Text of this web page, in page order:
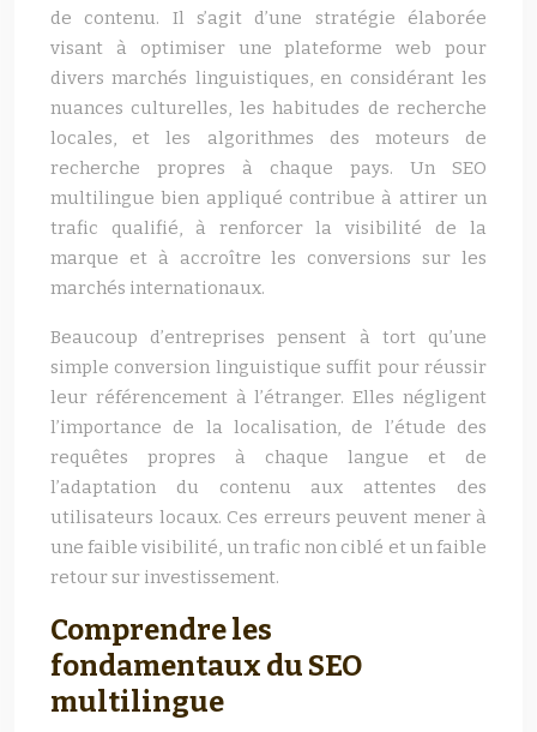
de contenu. Il s’agit d’une stratégie élaborée
visant à optimiser une plateforme web pour
divers marchés linguistiques, en considérant les
nuances culturelles, les habitudes de recherche
locales, et les algorithmes des moteurs de
recherche propres à chaque pays. Un SEO
multilingue bien appliqué contribue à attirer un
trafic qualifié, à renforcer la visibilité de la
marque et à accroître les conversions sur les
marchés internationaux.
Beaucoup d’entreprises pensent à tort qu’une
simple conversion linguistique suffit pour réussir
leur référencement à l’étranger. Elles négligent
l’importance de la localisation, de l’étude des
requêtes propres à chaque langue et de
l’adaptation du contenu aux attentes des
utilisateurs locaux. Ces erreurs peuvent mener à
une faible visibilité, un trafic non ciblé et un faible
retour sur investissement.
Comprendre les
fondamentaux du SEO
multilingue